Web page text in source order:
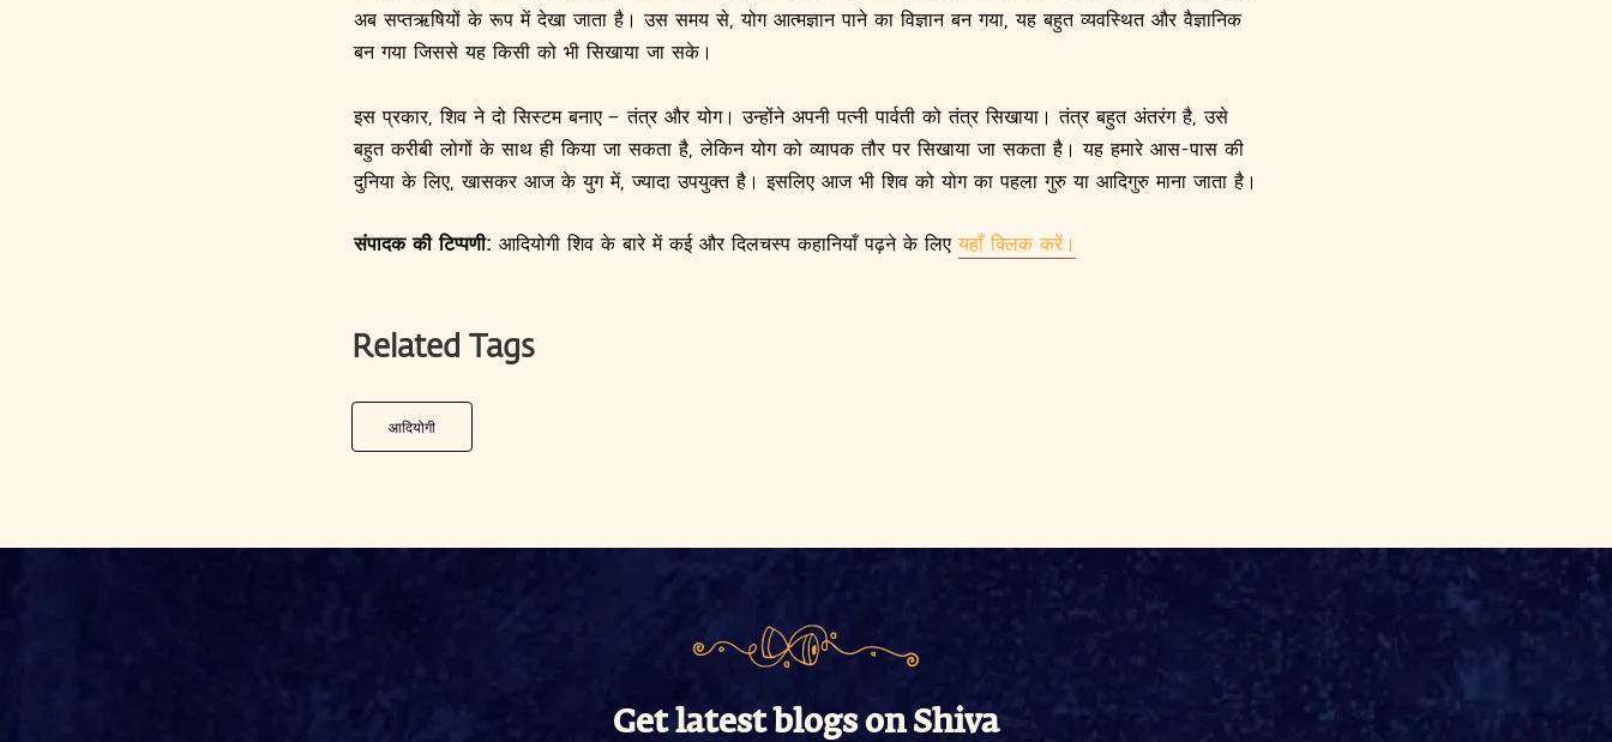
अब सप्तऋषियों के रूप में देखा जाता है। उस समय से, योग आत्मज्ञान पाने का विज्ञान बन गया, यह बहुत व्यवस्थित और वैज्ञानिक
बन गया जिससे यह किसी को भी सिखाया जा सके।
इस प्रकार, शिव ने दो सिस्टम बनाए – तंत्र और योग। उन्होंने अपनी पत्नी पार्वती को तंत्र सिखाया। तंत्र बहुत अंतरंग है, उसे
बहुत करीबी लोगों के साथ ही किया जा सकता है, लेकिन योग को व्यापक तौर पर सिखाया जा सकता है। यह हमारे आस-पास की
दुनिया के लिए, खासकर आज के युग में, ज्यादा उपयुक्त है। इसलिए आज भी शिव को योग का पहला गुरु या आदिगुरु माना जाता है।
संपादक की टिप्पणी: आदियोगी शिव के बारे में कई और दिलचस्प कहानियाँ पढ़ने के लिएयहाँ क्लिक करें।
Related Tags
आदियोगी
Get latest blogs on Shiva